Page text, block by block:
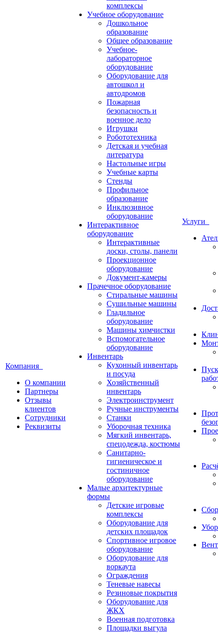
Компания
О компании
Партнеры
Отзывы
клиентов
Сотрудники
Реквизиты
комплексы
Учебное оборудование
Дошкольное
образование
Общее образование
Учебное-
лабораторное
оборудование
Оборудование для
автошкол и
автодромов
Пожарная
безопасность и
военное дело
Игрушки
Робототехника
Детская и учебная
литература
Настольные игры
Учебные карты
Стенды
Профильное
образование
Инклюзивное
оборудование
Интерактивное
оборудование
Интерактивные
доски, столы, панели
Проекционное
оборудование
Документ-камеры
Прачечное оборудование
Стиральные машины
Сушильные машины
Гладильное
оборудование
Машины химчистки
Вспомогательное
оборудование
Инвентарь
Кухонный инвентарь
и посуда
Хозяйственный
инвентарь
Электроинструмент
Ручные инструменты
Станки
Уборочная техника
Мягкий инвентарь,
спецодежда, костюмы
Санитарно-
гигиеническое и
гостиничное
оборудование
Малые архитектурные
формы
Детские игровые
комплексы
Оборудование для
детских площадок
Спортивное игровое
оборудование
Оборудование для
воркаута
Ограждения
Теневые навесы
Резиновые покрытия
Оборудование для
ЖКХ
Военная подготовка
Площадки выгула
Услуги